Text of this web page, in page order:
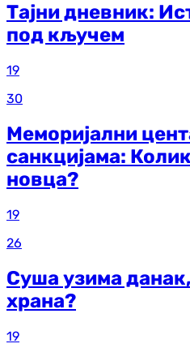
Тајни дневник:
под кључем
19
30
Меморијални
санкцијама:
новца?
19
26
Суша узима
храна?
19